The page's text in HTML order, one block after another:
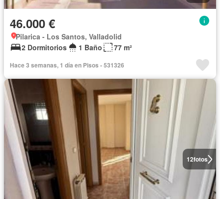
46.000 €
Pilarica - Los Santos, Valladolid
2 Dormitorios
1 Baño 77 m²
Hace 3 semanas, 1 día en Pisos - 531326
12fotos